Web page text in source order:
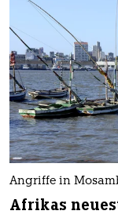
Angriffe in
Afrikas